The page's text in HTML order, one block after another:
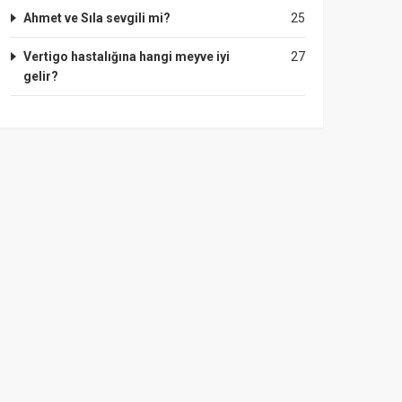
25
Ahmet ve Sıla sevgili mi?
27
Vertigo hastalığına hangi meyve iyi
gelir?